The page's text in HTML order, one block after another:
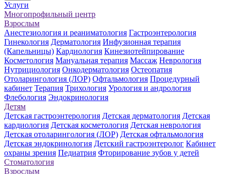
Услуги
Многопрофильный центр
Взрослым
Анестезиология и реаниматология Гастроэнтерология
Гинекология Дерматология Инфузионная терапия
(Капельницы) Кардиология Кинезиотейпирование
Косметология Мануальная терапия Массаж Неврология
Нутрициология Онкодерматология Остеопатия
Отоларингология (ЛОР) Офтальмология Процедурный
кабинет Терапия Трихология Урология и андрология
Флебология Эндокринология
Детям
Детская гастроэнтерология Детская дерматология Детская
кардиология Детская косметология Детская неврология
Детская отоларингология (ЛОР) Детская офтальмология
Детская эндокринология Детский гастроэнтеролог Кабинет
охраны зрения Педиатрия Фторирование зубов у детей
Стоматология
Взрослым